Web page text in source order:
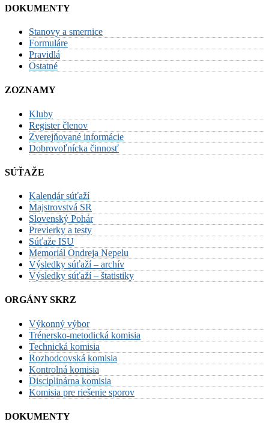
DOKUMENTY
Stanovy a smernice
Formuláre
Pravidlá
Ostatné
ZOZNAMY
Kluby
Register členov
Zverejňované informácie
Dobrovoľnícka činnosť
SÚŤAŽE
Kalendár súťaží
Majstrovstvá SR
Slovenský Pohár
Previerky a testy
Súťaže ISU
Memoriál Ondreja Nepelu
Výsledky súťaží – archív
Výsledky súťaží – štatistiky
ORGÁNY SKRZ
Výkonný výbor
Trénersko-metodická komisia
Technická komisia
Rozhodcovská komisia
Kontrolná komisia
Disciplinárna komisia
Komisia pre riešenie sporov
DOKUMENTY